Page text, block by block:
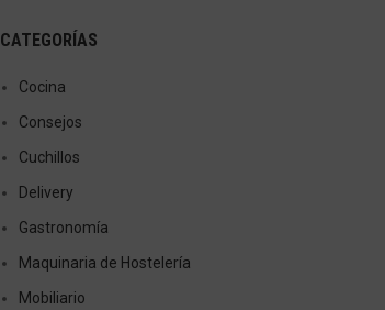
CATEGORÍAS
Cocina
Consejos
Cuchillos
Delivery
Gastronomía
Maquinaria de Hostelería
Mobiliario